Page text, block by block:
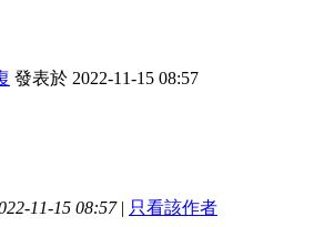
發表於 2022-11-15 08:57
11-15 08:57 | 只看該作者